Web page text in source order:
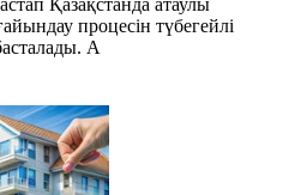
Қазақстанда атаулы
процесін түбегейлі
А